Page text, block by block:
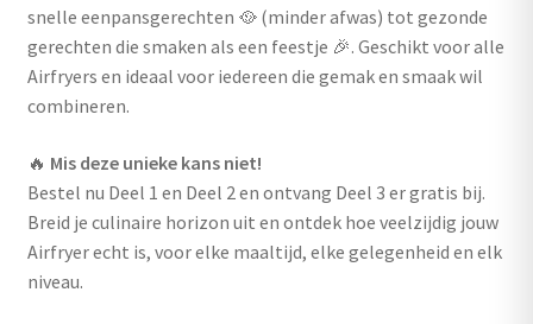
snelle eenpansgerechten 🥘 (minder afwas) tot gezonde
gerechten die smaken als een feestje 🎉. Geschikt voor alle
Airfryers en ideaal voor iedereen die gemak en smaak wil
combineren.
🔥 Mis deze unieke kans niet!
Bestel nu Deel 1 en Deel 2 en ontvang Deel 3 er gratis bij.
Breid je culinaire horizon uit en ontdek hoe veelzijdig jouw
Airfryer echt is, voor elke maaltijd, elke gelegenheid en elk
niveau.